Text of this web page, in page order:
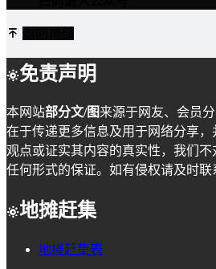
免责声明
本网站部分文/图来源于网友、会员
在于传递更多信息及用于网络分享
观点或证实其内容的真实性，我们
任何形式的保证。如有侵权请及时联
地摊赶集
地摊赶集表